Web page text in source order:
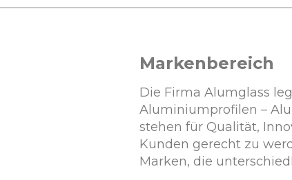
Markenbereich
Die Firma Alumglass
Aluminiumprofilen –
stehen für Qualität,
Kunden gerecht zu
Marken, die